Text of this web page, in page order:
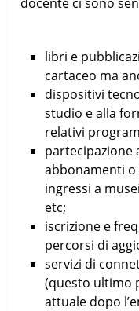
libri e
cartaceo ma
dispositivi
studio e alla
relativi
partecipazione
abbonamenti
ingressi a
etc;
iscrizione e
percorsi di
servizi di
(questo ultimo
attuale dopo